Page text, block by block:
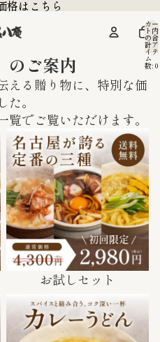
格はこちら
格はこちら
カー
ト内
の合
計ア
イテ
ム
数: 0
のご案内
える贈り物に、特別な価
。
覧でご覧いただけます。
お試しセット
お試しセット
カレーうどん